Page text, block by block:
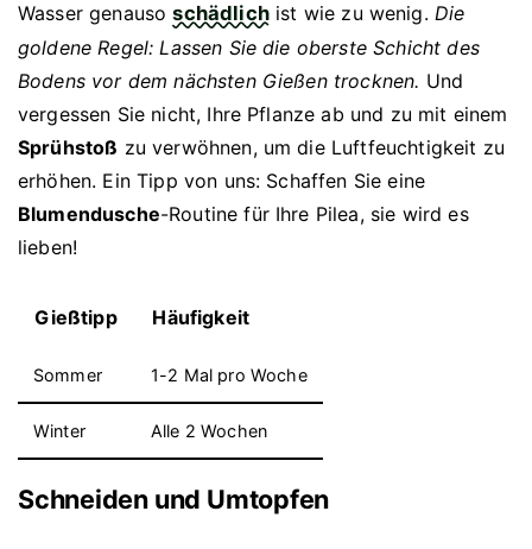
Wasser genausoschädlichist wie zu wenig. Die
goldene Regel: Lassen Sie die oberste Schicht des
Bodens vor dem nächsten Gießen trocknen. Und
vergessen Sie nicht, Ihre Pflanze ab und zu mit einem
Sprühstoß zu verwöhnen, um die Luftfeuchtigkeit zu
erhöhen. Ein Tipp von uns: Schaffen Sie eine
Blumendusche-Routine für Ihre Pilea, sie wird es
lieben!
Gießtipp Häufigkeit
Sommer 1-2 Mal pro Woche
Winter Alle 2 Wochen
Schneiden und Umtopfen